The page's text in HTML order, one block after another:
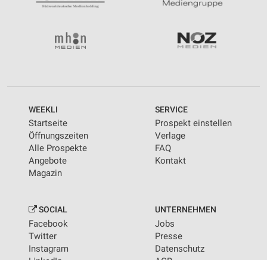
WEEKLI
Startseite
Öffnungszeiten
Alle Prospekte
Angebote
Magazin
SERVICE
Prospekt einstellen
Verlage
FAQ
Kontakt
SOCIAL
Facebook
Twitter
Instagram
UNTERNEHMEN
Jobs
Presse
Datenschutz